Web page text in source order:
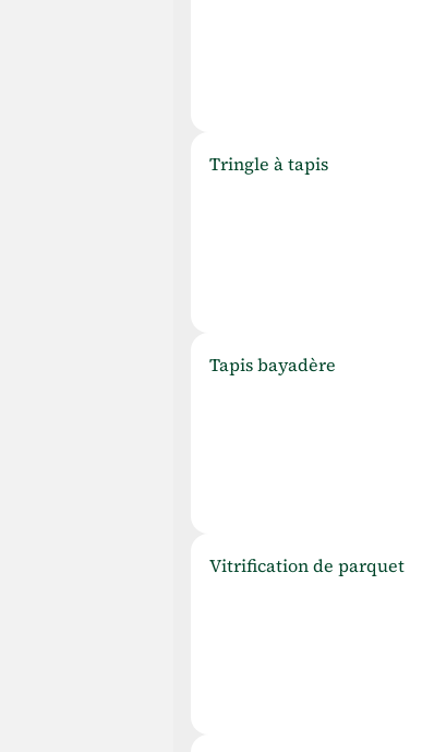
Tringle à tapis
Tapis bayadère
Vitrification de parquet